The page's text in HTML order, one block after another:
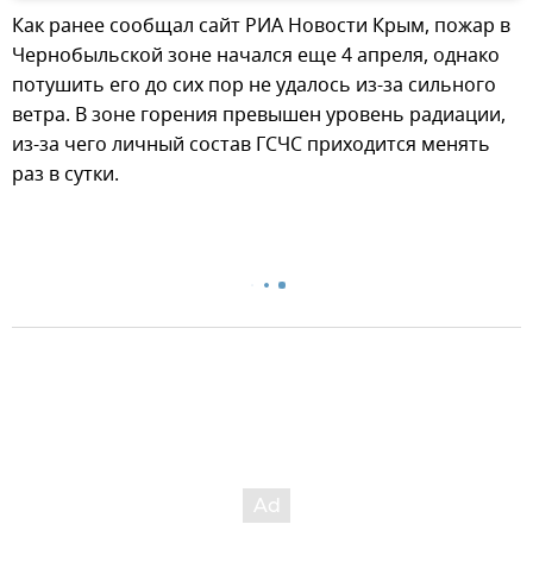
Как ранее сообщал сайт РИА Новости Крым, пожар в
Чернобыльской зоне начался еще 4 апреля, однако
потушить его до сих пор не удалось из-за сильного
ветра. В зоне горения превышен уровень радиации,
из-за чего личный состав ГСЧС приходится менять
раз в сутки.